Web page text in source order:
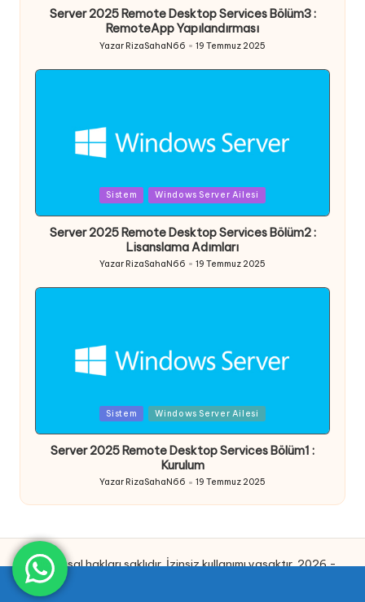
Server 2025 Remote Desktop Services Bölüm3 :
RemoteApp Yapılandırması
Posted
Yazar RizaSahaN66 19 Temmuz 2025
Sistem Windows Server Ailesi
Server 2025 Remote Desktop Services Bölüm2 :
Lisanslama Adımları
Posted
by
Yazar RizaSahaN66 19 Temmuz 2025
Sistem Windows Server Ailesi
Server 2025 Remote Desktop Services Bölüm1 :
Kurulum
Posted
by
Yazar RizaSahaN66 19 Temmuz 2025
Tüm yasal hakları saklıdır. İzinsiz kullanımı yasaktır. 2026 -